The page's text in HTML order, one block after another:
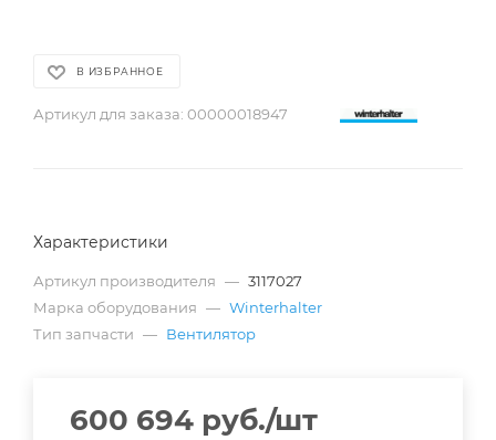
В ИЗБРАННОЕ
Артикул для заказа: 00000018947
Характеристики
Артикул производителя — 3117027
Марка оборудования — Winterhalter
Тип запчасти — Вентилятор
600 694 руб./шт